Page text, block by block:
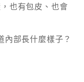
也有包皮、也會
內部長什麼樣子？